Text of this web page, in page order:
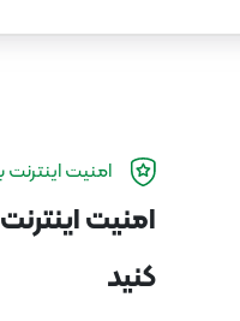
امنیت اینترنت
امنیت
کنید